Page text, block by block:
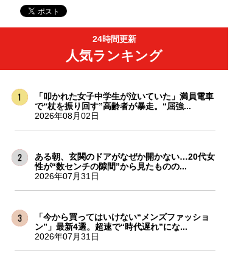
24時間更新
人気ランキング
「叩かれた女子中学生が泣いていた」満員電車
で“杖を振り回す”高齢者が暴走。“屈強...
2026年08月02日
ある朝、玄関のドアがなぜか開かない…20代女
性が“数センチの隙間”から見たものの...
2026年07月31日
「今から買ってはいけない“メンズファッショ
ン”」最新4選。超速で“時代遅れ”にな...
2026年07月31日